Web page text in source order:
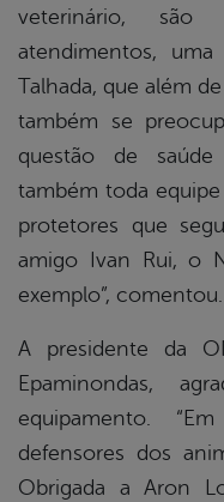
veterinário,
atendimentos,
Talhada, que além
também se
questão de saúde
também toda
protetores que
amigo Ivan Rui, o
exemplo”, comentou.
A presidente da
Epaminondas,
equipamento.
defensores dos
Obrigada a Aron